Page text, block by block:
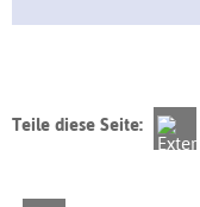
Teile diese Seite: